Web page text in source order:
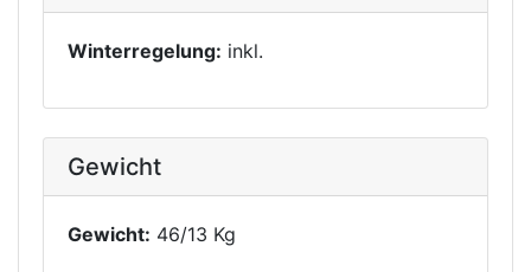
Winterregelung: inkl.
Gewicht
Gewicht: 46/13 Kg